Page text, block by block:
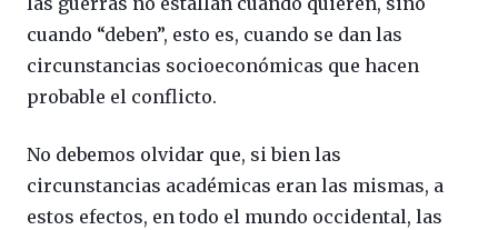
cuando “deben”, esto es, cuando se dan las
circunstancias socioeconómicas que hacen
probable el conflicto.
No debemos olvidar que, si bien las
circunstancias académicas eran las mismas, a
estos efectos, en todo el mundo occidental, las